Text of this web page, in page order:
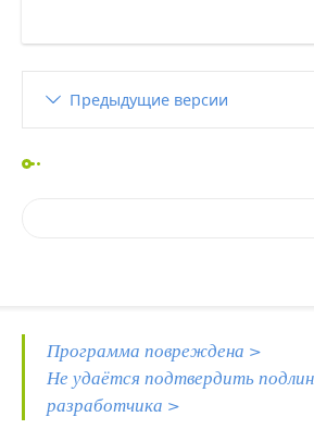
Предыдущие версии
Программа повреждена >
Не удаётся подтвердить
разработчика >